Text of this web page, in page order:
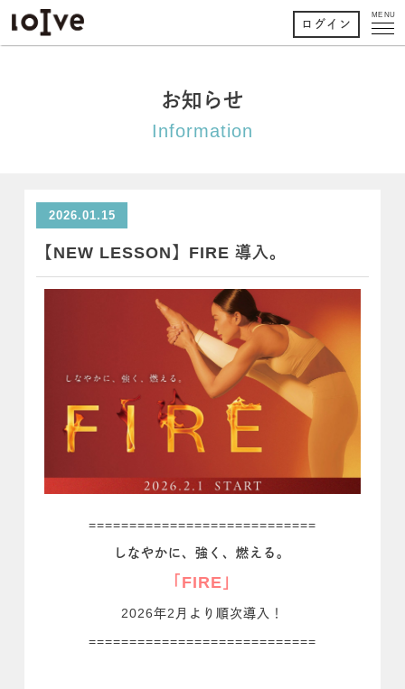
MENU
ログイン
お知らせ
Information
2026.01.15
【NEW LESSON】FIRE 導入。
============================
しなやかに、強く、燃える。
「FIRE」
2026年2月より順次導入！
============================